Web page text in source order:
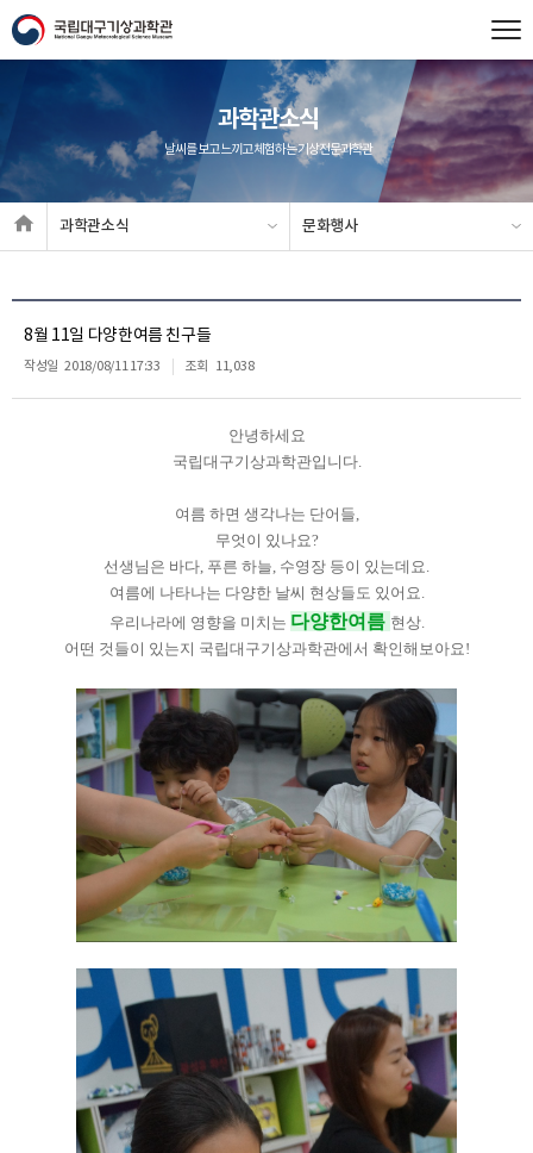
과학관소식
날씨를 보고 느끼고 체험하는 기상전문과학관
과학관소식 문화행사
8월 11일 다양한여름 친구들
작성일 2018/08/11 17:33 조회 11,038
안녕하세요
국립대구기상과학관입니다.
여름 하면 생각나는 단어들,
무엇이 있나요?
선생님은 바다, 푸른 하늘, 수영장 등이 있는데요.
여름에 나타나는 다양한 날씨 현상들도 있어요.
우리나라에 영향을 미치는 다양한여름 현상.
어떤 것들이 있는지 국립대구기상과학관에서 확인해보아요!